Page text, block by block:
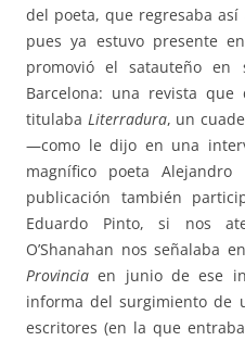
del poeta, que regresaba así
pues ya estuvo presente
promovió el satauteño en
Barcelona: una revista
titulaba Literradura, un
—como le dijo en una
magnífico poeta
publicación también
Eduardo Pinto, si nos
O’Shanahan nos señalaba
Provincia en junio de ese
informa del surgimiento de
escritores (en la que